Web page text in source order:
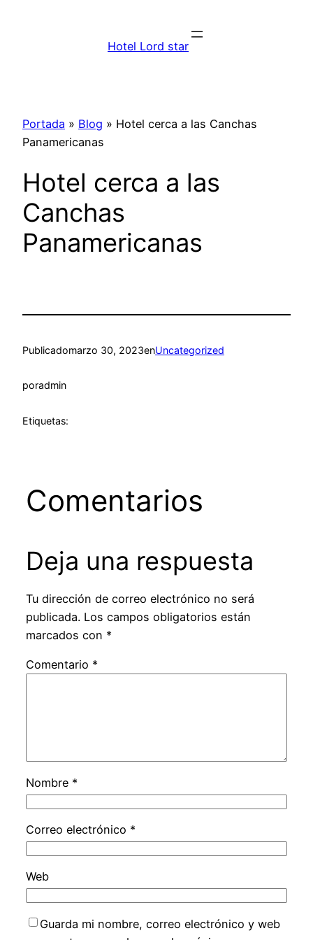
Hotel Lord star
Portada » Blog » Hotel cerca a las Canchas
Panamericanas
Hotel cerca a las
Canchas
Panamericanas
Publicadomarzo 30, 2023enUncategorized
poradmin
Etiquetas:
Comentarios
Deja una respuesta
Tu dirección de correo electrónico no será
publicada. Los campos obligatorios están
marcados con *
Comentario *
Nombre *
Correo electrónico *
Web
Guarda mi nombre, correo electrónico y web